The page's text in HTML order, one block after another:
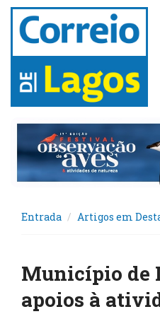
Entrada Artigos em
Município de
apoios à